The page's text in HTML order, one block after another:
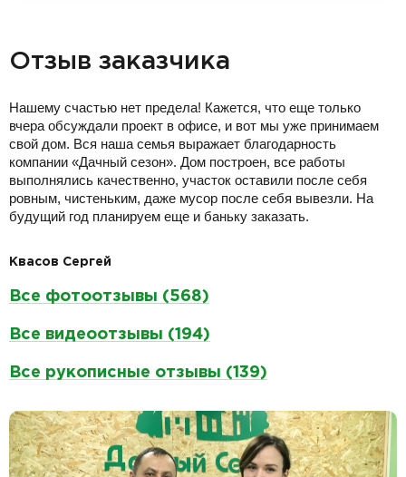
Отзыв заказчика
Нашему счастью нет предела! Кажется, что еще только
вчера обсуждали проект в офисе, и вот мы уже принимаем
свой дом. Вся наша семья выражает благодарность
компании «Дачный сезон». Дом построен, все работы
выполнялись качественно, участок оставили после себя
ровным, чистеньким, даже мусор после себя вывезли. На
будущий год планируем еще и баньку заказать.
Квасов Сергей
Все фотоотзывы (568)
Все видеоотзывы (194)
Все рукописные отзывы (139)